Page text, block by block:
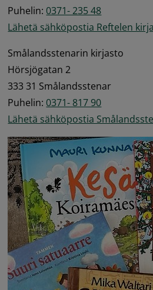
Puhelin: 0371- 235 48
Lähetä sähköpostia Reftelen
Smålandsstenarin kirjasto
Hörsjögatan 2
333 31 Smålandsstenar
Puhelin: 0371- 817 90
Lähetä sähköpostia